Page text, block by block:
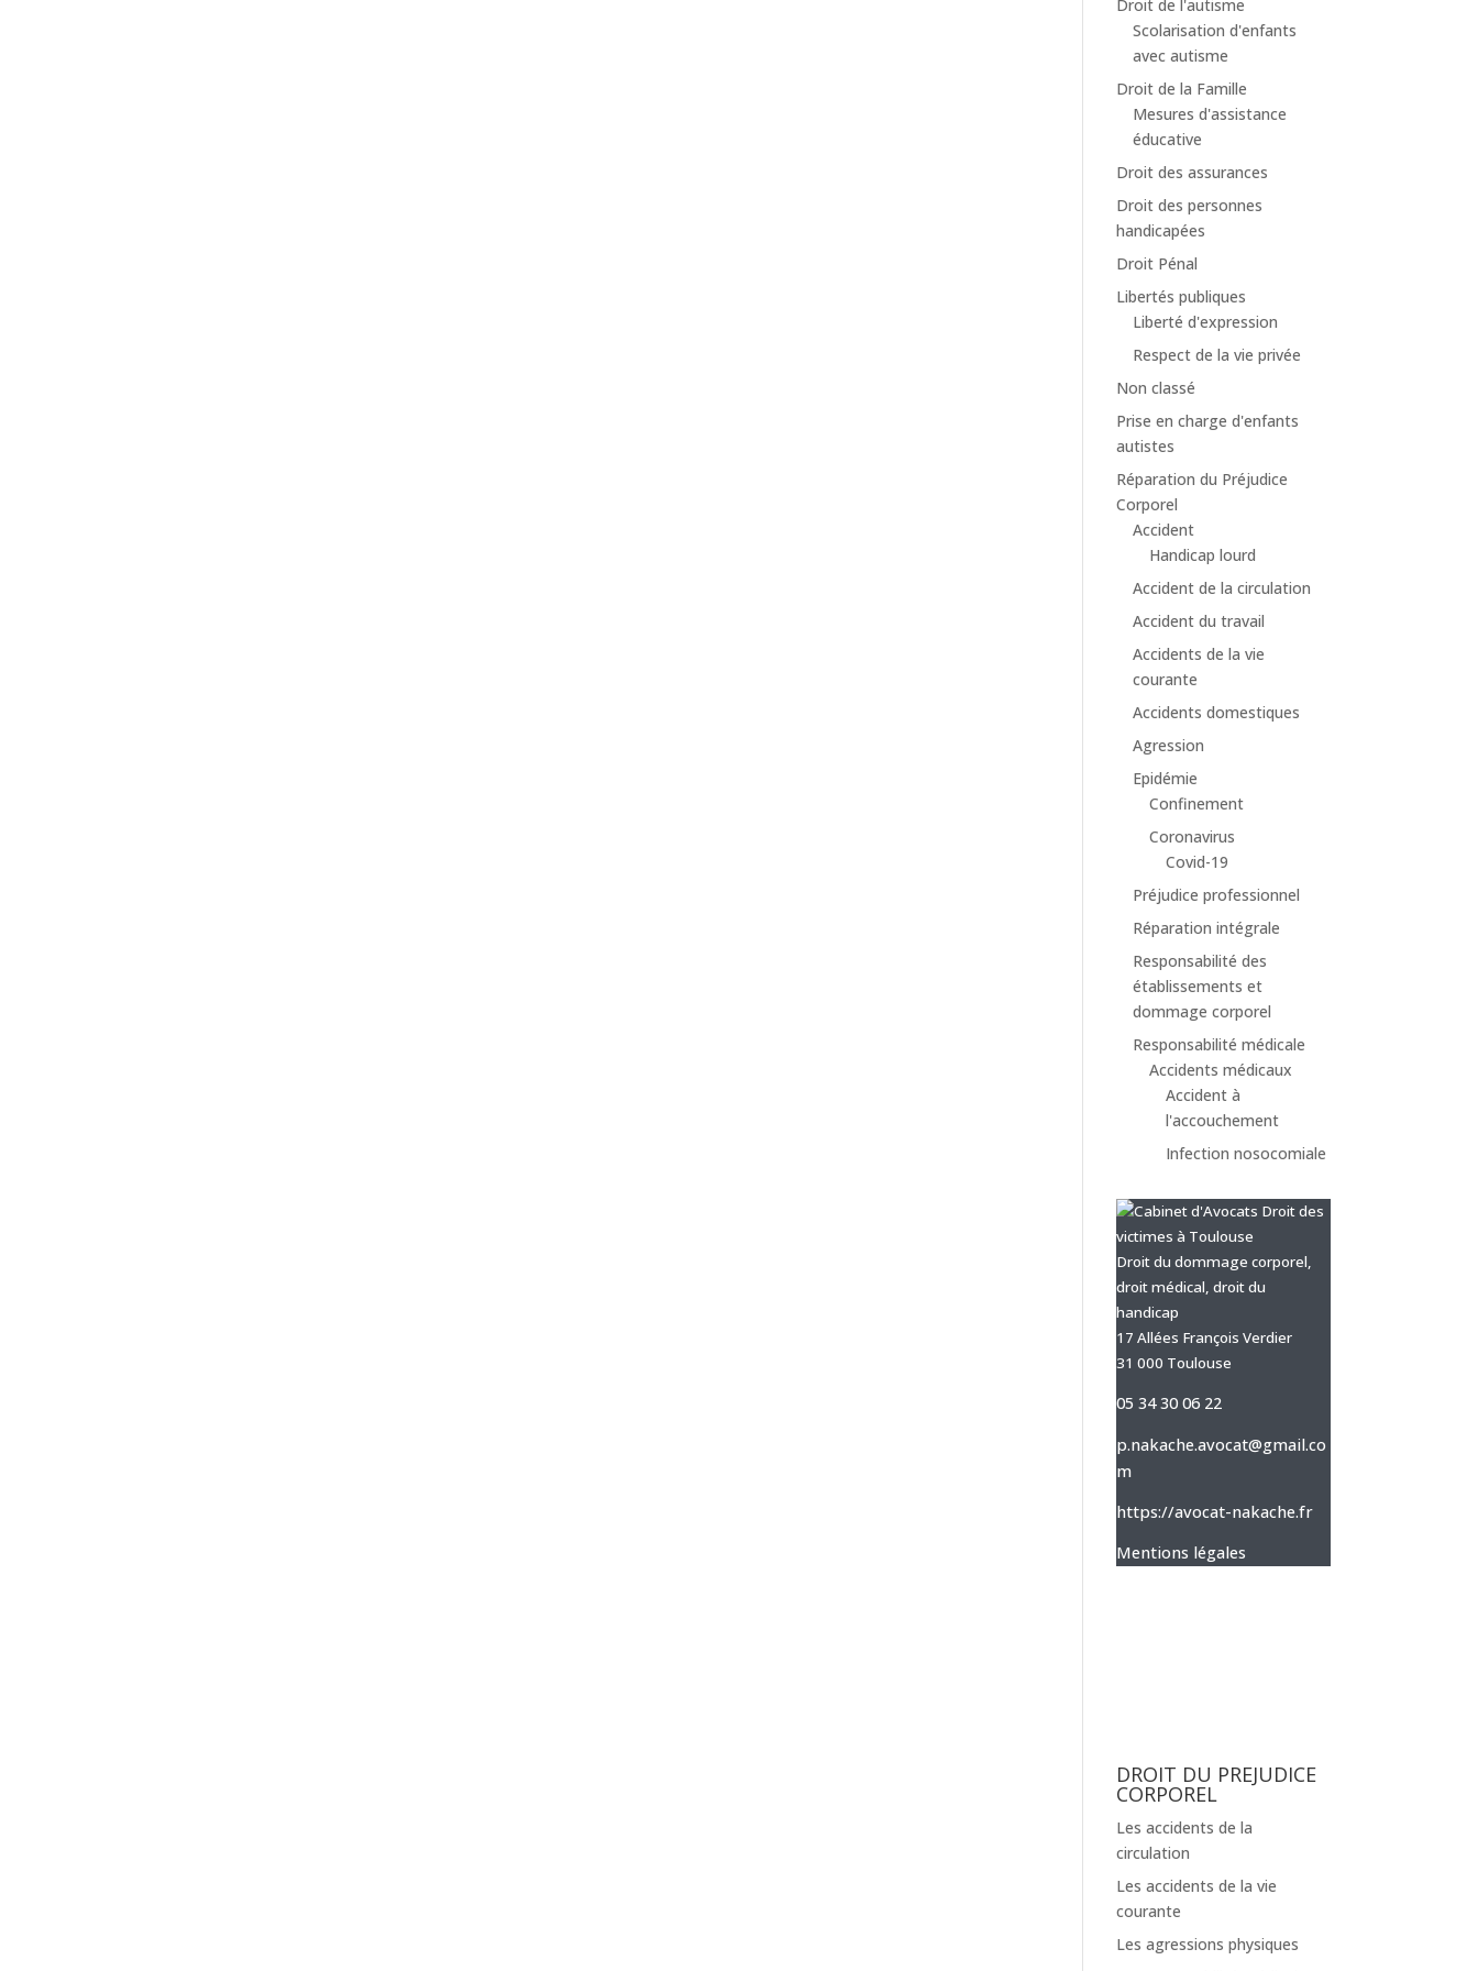
Droit de l'autisme
Scolarisation d'enfants
avec autisme
Droit de la Famille
Mesures d'assistance
éducative
Droit des assurances
Droit des personnes
handicapées
Droit Pénal
Libertés publiques
Liberté d'expression
Respect de la vie privée
Non classé
Prise en charge d'enfants
autistes
Réparation du Préjudice
Corporel
Accident
Handicap lourd
Accident de la circulation
Accident du travail
Accidents de la vie
courante
Accidents domestiques
Agression
Epidémie
Confinement
Coronavirus
Covid-19
Préjudice professionnel
Réparation intégrale
Responsabilité des
établissements et
dommage corporel
Responsabilité médicale
Accidents médicaux
Accident à
l'accouchement
Infection nosocomiale
Droit du dommage corporel,
droit médical, droit du
handicap
17 Allées François Verdier
31 000 Toulouse
05 34 30 06 22
p.nakache.avocat@gmail.co
m
https://avocat-nakache.fr
Mentions légales
DROIT DU PREJUDICE
CORPOREL
Les accidents de la
circulation
Les accidents de la vie
courante
Les agressions physiques